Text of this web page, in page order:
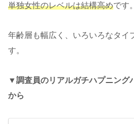
単独女性のレベルは結構高めです。
年齢層も幅広く、いろいろなタイ
す。
▼調査員のリアルガチハプニング
から